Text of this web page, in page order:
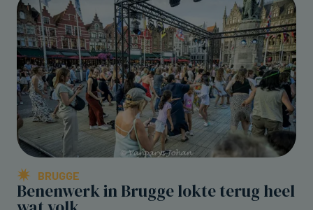
BRUGGE
Benenwerk in Brugge lokte terug heel